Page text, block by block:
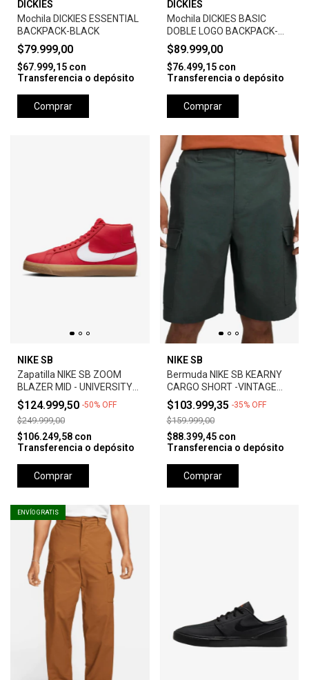
DICKIES
Mochila DICKIES ESSENTIAL
BACKPACK-BLACK
$79.999,00
$67.999,15 con
Transferencia o depósito
Comprar
DICKIES
Mochila DICKIES BASIC
DOBLE LOGO BACKPACK-
BLACK
$89.999,00
$76.499,15 con
Transferencia o depósito
Comprar
NIKE SB
Zapatilla NIKE SB ZOOM
BLAZER MID - UNIVERSITY
RED *Orange Label*
$124.999,50 -50% OFF
$249.999,00
$106.249,58 con
Transferencia o depósito
Comprar
NIKE SB
Bermuda NIKE SB KEARNY
CARGO SHORT -VINTAGE
GREEN
$103.999,35 -35% OFF
$159.999,00
$88.399,45 con
Transferencia o depósito
Comprar
ENVÍO GRATIS